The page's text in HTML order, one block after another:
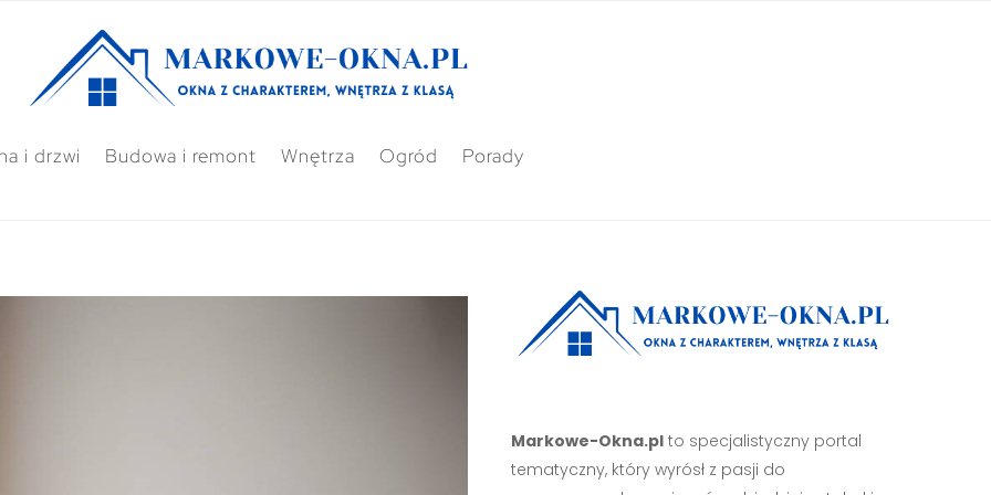
i drzwi Budowa i remont Wnętrza Ogród Porady
Markowe-Okna.plto specjalistyczny portal
tematyczny, który wyrósł z pasji do